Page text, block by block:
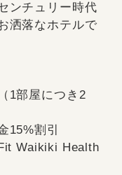
ンチュリー時代
洒落なホテルで
1部屋につき2
15%割引
Waikiki Health